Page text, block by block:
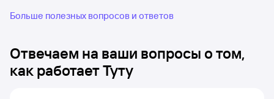
Больше полезных вопросов и ответов
Отвечаем на ваши вопросы о том,
как работает Туту